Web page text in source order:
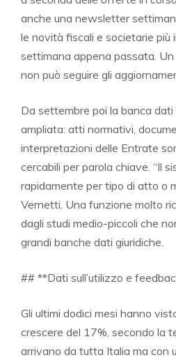
anche una newsletter
le novità fiscali e societarie più
settimana appena passata.
non può seguire gli
Da settembre poi la banca
ampliata: atti normativi,
interpretazioni delle Entrate
cercabili per parola chiave. “Il
rapidamente per tipo di atto o
Vernetti. Una funzione molto
dagli studi medio-piccoli che
grandi banche dati giuridiche.
## **Dati sull’utilizzo e
Gli ultimi dodici mesi hanno
crescere del 17%, secondo la
arrivano da tutta Italia ma con